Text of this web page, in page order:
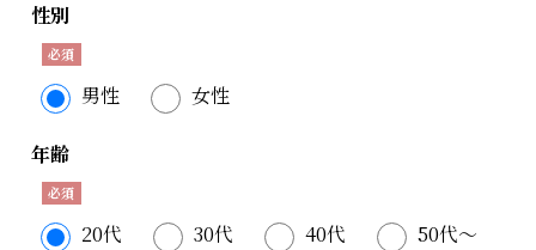
性別
男性 女性
年齢
20代 30代 40代 50代〜